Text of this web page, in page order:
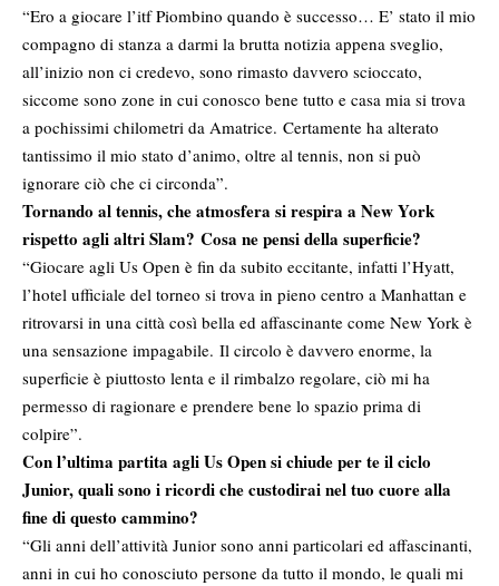
“Ero a giocare l’itf Piombino quando è successo… E’ stato il mio
compagno di stanza a darmi la brutta notizia appena sveglio,
all’inizio non ci credevo, sono rimasto davvero scioccato,
siccome sono zone in cui conosco bene tutto e casa mia si trova
a pochissimi chilometri da Amatrice. Certamente ha alterato
tantissimo il mio stato d’animo, oltre al tennis, non si può
ignorare ciò che ci circonda”.
Tornando al tennis, che atmosfera si respira a New York
rispetto agli altri Slam? Cosa ne pensi della superficie?
“Giocare agli Us Open è fin da subito eccitante, infatti l’Hyatt,
l’hotel ufficiale del torneo si trova in pieno centro a Manhattan e
ritrovarsi in una città così bella ed affascinante come New York è
una sensazione impagabile. Il circolo è davvero enorme, la
superficie è piuttosto lenta e il rimbalzo regolare, ciò mi ha
permesso di ragionare e prendere bene lo spazio prima di
colpire”.
Con l’ultima partita agli Us Open si chiude per te il ciclo
Junior, quali sono i ricordi che custodirai nel tuo cuore alla
fine di questo cammino?
“Gli anni dell’attività Junior sono anni particolari ed affascinanti,
anni in cui ho conosciuto persone da tutto il mondo, le quali mi